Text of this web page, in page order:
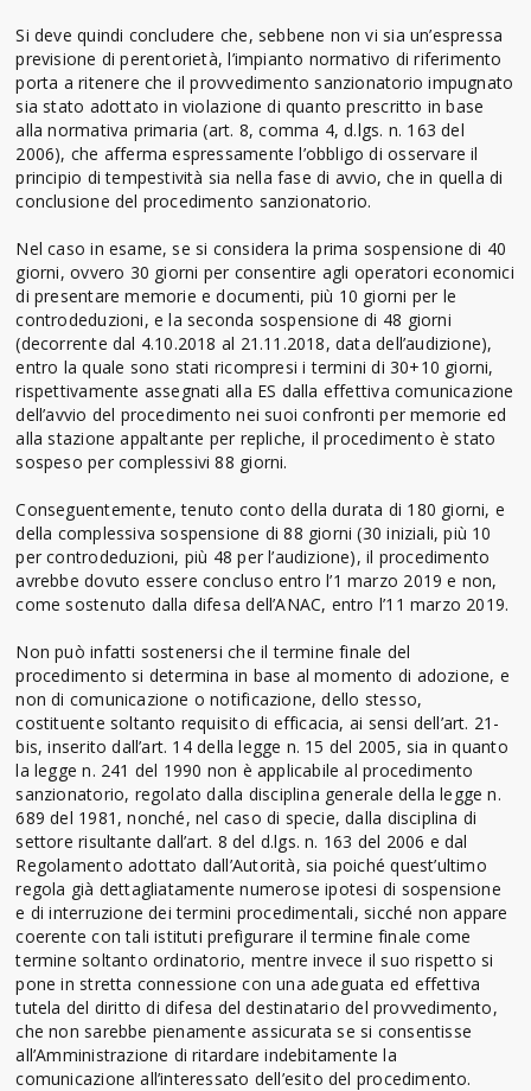
Si deve quindi concludere che, sebbene non vi sia un’espressa
previsione di perentorietà, l’impianto normativo di riferimento
porta a ritenere che il provvedimento sanzionatorio impugnato
sia stato adottato in violazione di quanto prescritto in base
alla normativa primaria (art. 8, comma 4, d.lgs. n. 163 del
2006), che afferma espressamente l’obbligo di osservare il
principio di tempestività sia nella fase di avvio, che in quella di
conclusione del procedimento sanzionatorio.
Nel caso in esame, se si considera la prima sospensione di 40
giorni, ovvero 30 giorni per consentire agli operatori economici
di presentare memorie e documenti, più 10 giorni per le
controdeduzioni, e la seconda sospensione di 48 giorni
(decorrente dal 4.10.2018 al 21.11.2018, data dell’audizione),
entro la quale sono stati ricompresi i termini di 30+10 giorni,
rispettivamente assegnati alla ES dalla effettiva comunicazione
dell’avvio del procedimento nei suoi confronti per memorie ed
alla stazione appaltante per repliche, il procedimento è stato
sospeso per complessivi 88 giorni.
Conseguentemente, tenuto conto della durata di 180 giorni, e
della complessiva sospensione di 88 giorni (30 iniziali, più 10
per controdeduzioni, più 48 per l’audizione), il procedimento
avrebbe dovuto essere concluso entro l’1 marzo 2019 e non,
come sostenuto dalla difesa dell’ANAC, entro l’11 marzo 2019.
Non può infatti sostenersi che il termine finale del
procedimento si determina in base al momento di adozione, e
non di comunicazione o notificazione, dello stesso,
costituente soltanto requisito di efficacia, ai sensi dell’art. 21-
bis, inserito dall’art. 14 della legge n. 15 del 2005, sia in quanto
la legge n. 241 del 1990 non è applicabile al procedimento
sanzionatorio, regolato dalla disciplina generale della legge n.
689 del 1981, nonché, nel caso di specie, dalla disciplina di
settore risultante dall’art. 8 del d.lgs. n. 163 del 2006 e dal
Regolamento adottato dall’Autorità, sia poiché quest’ultimo
regola già dettagliatamente numerose ipotesi di sospensione
e di interruzione dei termini procedimentali, sicché non appare
coerente con tali istituti prefigurare il termine finale come
termine soltanto ordinatorio, mentre invece il suo rispetto si
pone in stretta connessione con una adeguata ed effettiva
tutela del diritto di difesa del destinatario del provvedimento,
che non sarebbe pienamente assicurata se si consentisse
all’Amministrazione di ritardare indebitamente la
comunicazione all’interessato dell’esito del procedimento.